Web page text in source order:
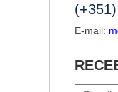
E-mail: